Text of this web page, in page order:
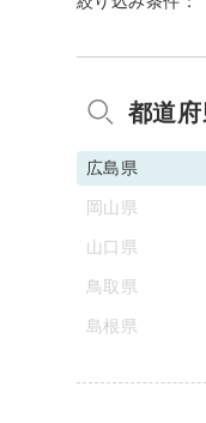
都道
広島県
岡山県
山口県
鳥取県
島根県